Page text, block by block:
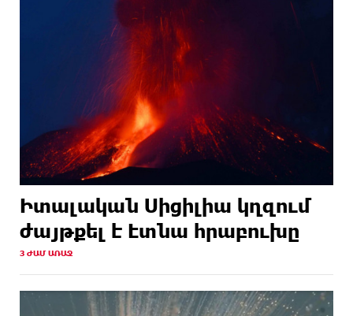
Իտալական Սիցիլիա կղզում
ժայթքել է Էտնա հրաբուխը
3 ԺԱՄ ԱՌԱՋ